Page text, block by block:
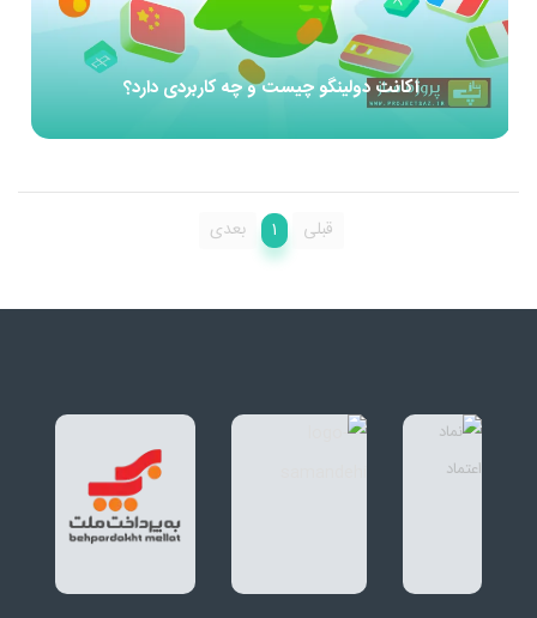
اکانت دولینگو چیست و چه کاربردی دارد؟
1